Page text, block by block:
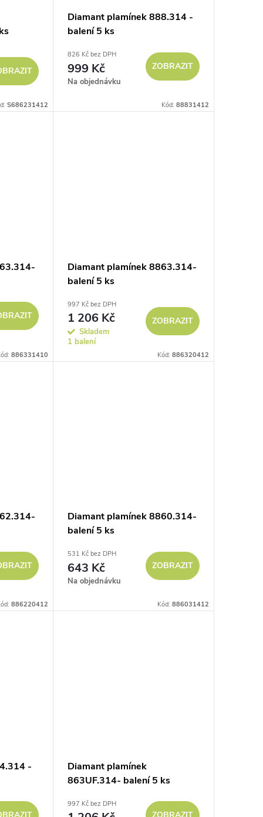
S686231412
Diamant plamínek 888.314 -
balení 5 ks
826 Kč bez DPH
999 Kč
Na objednávku
ZOBRAZIT
Kód: 88831412
886331410
Diamant plamínek 8863.314-
balení 5 ks
997 Kč bez DPH
1 206 Kč
Skladem
1 balení
ZOBRAZIT
Kód: 886320412
886220412
Diamant plamínek 8860.314-
balení 5 ks
531 Kč bez DPH
643 Kč
Na objednávku
ZOBRAZIT
Kód: 886031412
-
Diamant plamínek
863UF.314- balení 5 ks
997 Kč bez DPH